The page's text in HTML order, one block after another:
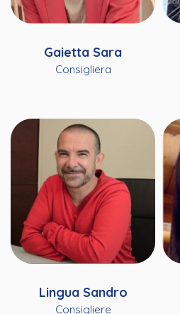
Gaietta Sara
Consigliera
Lingua Sandro
Consigliere